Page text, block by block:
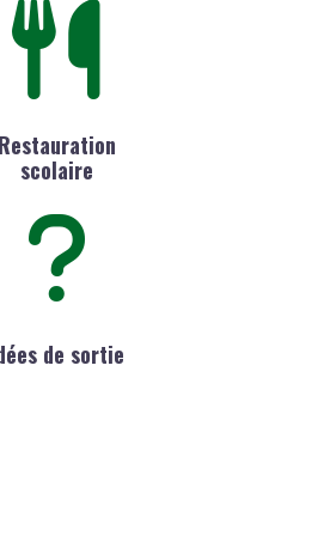
Restauration
scolaire
de sortie